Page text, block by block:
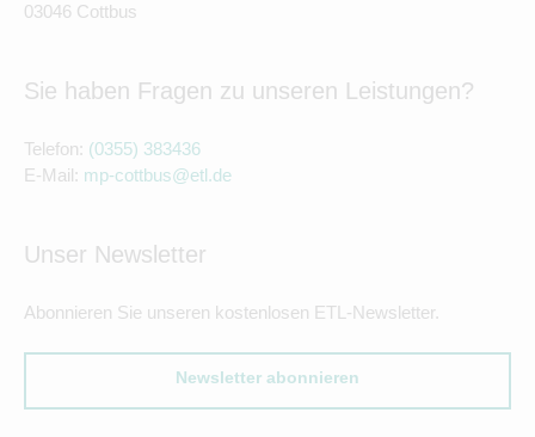
03046 Cottbus
Sie haben Fragen zu unseren Leistungen?
Telefon: (0355) 383436
E-Mail: mp-cottbus@etl.de
Unser Newsletter
Abonnieren Sie unseren kostenlosen ETL-Newsletter.
Newsletter abonnieren